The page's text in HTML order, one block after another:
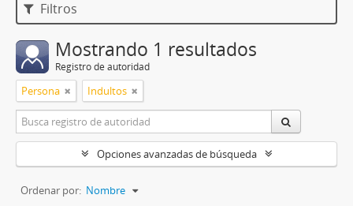
Filtros
Mostrando 1 resultados
Registro de autoridad
Persona Indultos
Opciones avanzadas de búsqueda
Ordenar por: Nombre